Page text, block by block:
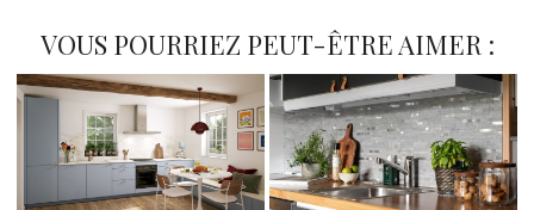
VOUS POURRIEZ PEUT-ÊTRE AIMER :